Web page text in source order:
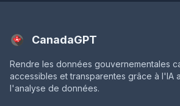
CanadaGPT
Rendre les données gouvernementales
accessibles et transparentes grâce à l'IA
l'analyse de données.